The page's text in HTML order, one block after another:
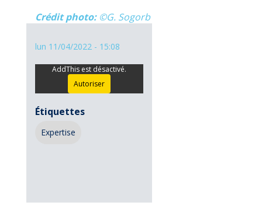
Crédit photo ©G. Sogorb
lun 11/04/2022 - 15:08
AddThis est désactivé.
Autoriser
Étiquettes
Expertise